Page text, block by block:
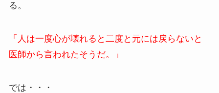
る。
「人は一度心が壊れると二度と元には戻らないと
医師から言われたそうだ。」
では・・・